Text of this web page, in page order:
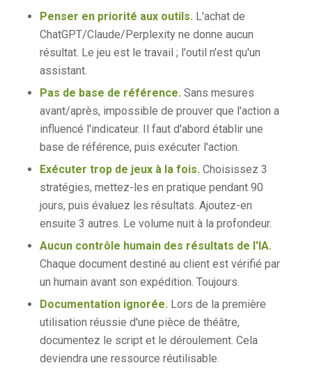
Penser en priorité aux outils.L'achat de
ChatGPT/Claude/Perplexity ne donne aucun
résultat. Le jeu est le travail ; l'outil n'est qu'un
assistant.
Pas de base de référence.Sans mesures
avant/après, impossible de prouver que l'action a
influencé l'indicateur. Il faut d'abord établir une
base de référence, puis exécuter l'action.
Exécuter trop de jeux à la fois.Choisissez 3
stratégies, mettez-les en pratique pendant 90
jours, puis évaluez les résultats. Ajoutez-en
ensuite 3 autres. Le volume nuit à la profondeur.
Aucun contrôle humain des résultats de l'IA.
Chaque document destiné au client est vérifié par
un humain avant son expédition. Toujours.
Documentation ignorée.Lors de la première
utilisation réussie d'une pièce de théâtre,
documentez le script et le déroulement. Cela
deviendra une ressource réutilisable.